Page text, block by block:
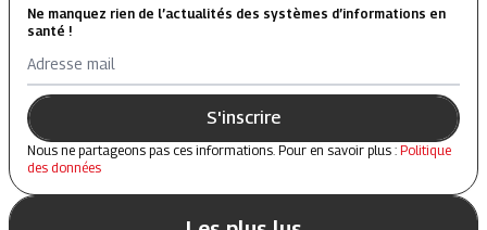
Ne manquez rien de l’actualités des systèmes d’informations en
santé !
Adresse mail
S'inscrire
Nous ne partageons pas ces informations. Pour en savoir plus : Politique
des données